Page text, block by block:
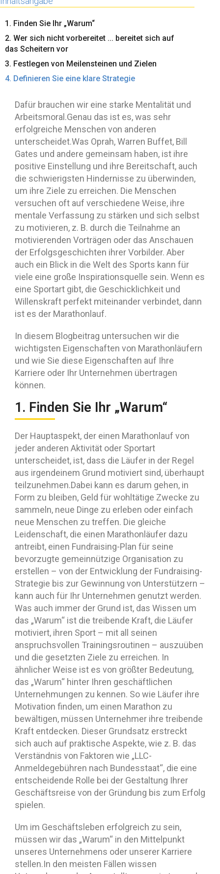
1. Finden Sie Ihr „Warum“
2. Wer sich nicht vorbereitet ... bereitet sich auf
das Scheitern vor
3. Festlegen von Meilensteinen und Zielen
4. Definieren Sie eine klare Strategie
Dafür brauchen wir eine starke Mentalität und
Arbeitsmoral.Genau das ist es, was sehr
erfolgreiche Menschen von anderen
unterscheidet.Was Oprah, Warren Buffet, Bill
Gates und andere gemeinsam haben, ist ihre
positive Einstellung und ihre Bereitschaft, auch
die schwierigsten Hindernisse zu überwinden,
um ihre Ziele zu erreichen. Die Menschen
versuchen oft auf verschiedene Weise, ihre
mentale Verfassung zu stärken und sich selbst
zu motivieren, z. B. durch die Teilnahme an
motivierenden Vorträgen oder das Anschauen
der Erfolgsgeschichten ihrer Vorbilder. Aber
auch ein Blick in die Welt des Sports kann für
viele eine große Inspirationsquelle sein. Wenn es
eine Sportart gibt, die Geschicklichkeit und
Willenskraft perfekt miteinander verbindet, dann
ist es der Marathonlauf.
In diesem Blogbeitrag untersuchen wir die
wichtigsten Eigenschaften von Marathonläufern
und wie Sie diese Eigenschaften auf Ihre
Karriere oder Ihr Unternehmen übertragen
können.
1. Finden Sie Ihr „Warum“
Der Hauptaspekt, der einen Marathonlauf von
jeder anderen Aktivität oder Sportart
unterscheidet, ist, dass die Läufer in der Regel
aus irgendeinem Grund motiviert sind, überhaupt
teilzunehmen.Dabei kann es darum gehen, in
Form zu bleiben, Geld für wohltätige Zwecke zu
sammeln, neue Dinge zu erleben oder einfach
neue Menschen zu treffen. Die gleiche
Leidenschaft, die einen Marathonläufer dazu
antreibt, einen Fundraising-Plan für seine
bevorzugte gemeinnützige Organisation zu
erstellen – von der Entwicklung der Fundraising-
Strategie bis zur Gewinnung von Unterstützern –
kann auch für Ihr Unternehmen genutzt werden.
Was auch immer der Grund ist, das Wissen um
das „Warum“ ist die treibende Kraft, die Läufer
motiviert, ihren Sport – mit all seinen
anspruchsvollen Trainingsroutinen – auszuüben
und die gesetzten Ziele zu erreichen. In
ähnlicher Weise ist es von größter Bedeutung,
das „Warum“ hinter Ihren geschäftlichen
Unternehmungen zu kennen. So wie Läufer ihre
Motivation finden, um einen Marathon zu
bewältigen, müssen Unternehmer ihre treibende
Kraft entdecken. Dieser Grundsatz erstreckt
sich auch auf praktische Aspekte, wie z. B. das
Verständnis von Faktoren wie „LLC-
Anmeldegebühren nach Bundesstaat“, die eine
entscheidende Rolle bei der Gestaltung Ihrer
Geschäftsreise von der Gründung bis zum Erfolg
spielen.
Um im Geschäftsleben erfolgreich zu sein,
müssen wir das „Warum“ in den Mittelpunkt
unseres Unternehmens oder unserer Karriere
stellen.In den meisten Fällen wissen